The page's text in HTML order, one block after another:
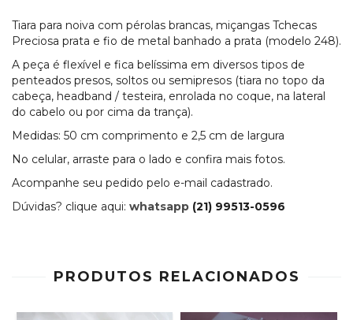
Tiara para noiva com pérolas brancas, miçangas Tchecas
Preciosa prata e fio de metal banhado a prata (modelo 248).
A peça é flexível e fica belíssima em diversos tipos de
penteados presos, soltos ou semipresos (tiara no topo da
cabeça, headband / testeira, enrolada no coque, na lateral
do cabelo ou por cima da trança).
Medidas: 50 cm comprimento e 2,5 cm de largura
No celular, arraste para o lado e confira mais fotos.
Acompanhe seu pedido pelo e-mail cadastrado.
Dúvidas? clique aqui: whatsapp (21) 99513-0596
PRODUTOS RELACIONADOS